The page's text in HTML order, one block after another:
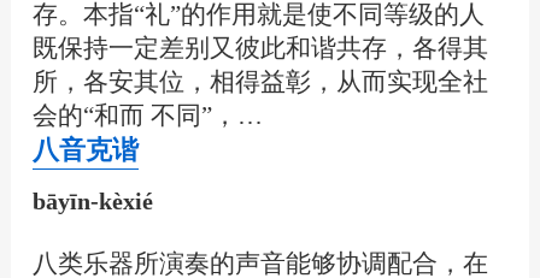
存。本指“礼”的作用就是使不同等级的人
既保持一定差别又彼此和谐共存，各得其
所，各安其位，相得益彰，从而实现全社
会的“和而 不同”，…
八音克谐
bāyīn-kèxié
八类乐器所演奏的声音能够协调配合，在